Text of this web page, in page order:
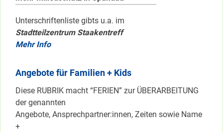
Unterschriftenliste gibts u.a. im
Stadtteilzentrum Staakentreff
Mehr Info
Angebote für Familien + Kids
Diese RUBRIK macht “FERIEN” zur ÜBERARBEITUNG
der genannten
Angebote, Ansprechpartner:innen, Zeiten sowie Name
+